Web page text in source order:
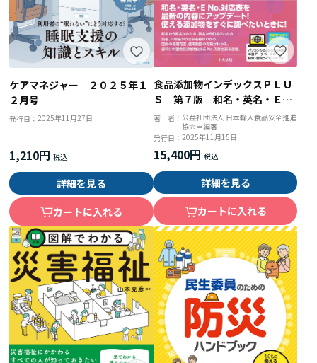
ケアマネジャー ２０２５年１
２月号
発行日：2025年11月27日
1,210円
詳細を見る
カートに入れる
食品添加物インデックスＰＬＵ
Ｓ 第７版 和名・英名・ＥＮ
ｏ．検索便覧
著 者： 公益社団法人 日本輸入食品安全推進
協会＝編著
発行日： 2025年11月15日
15,400円
詳細を見る
カートに入れる